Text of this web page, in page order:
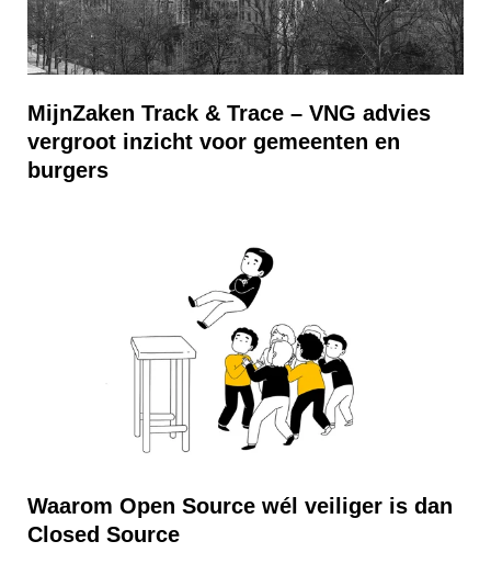
MijnZaken Track & Trace – VNG advies
vergroot inzicht voor gemeenten en
burgers
Waarom Open Source wél veiliger is dan
Closed Source